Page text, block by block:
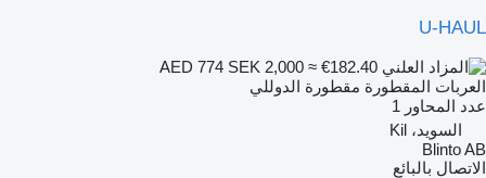
U-HAUL
SEK 2,000 ≈ €182.40
العربات المقطورة مقطورة الدوللي
عدد المحاور 1
السويد، Kil
Blinto AB
الاتصال بالبائع